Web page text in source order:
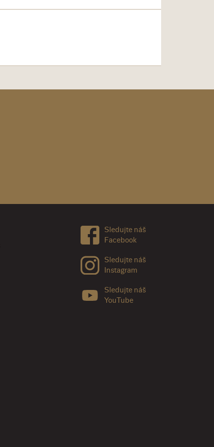
Sledujte náš
Facebook
Sledujte náš
Instagram
Sledujte náš
YouTube